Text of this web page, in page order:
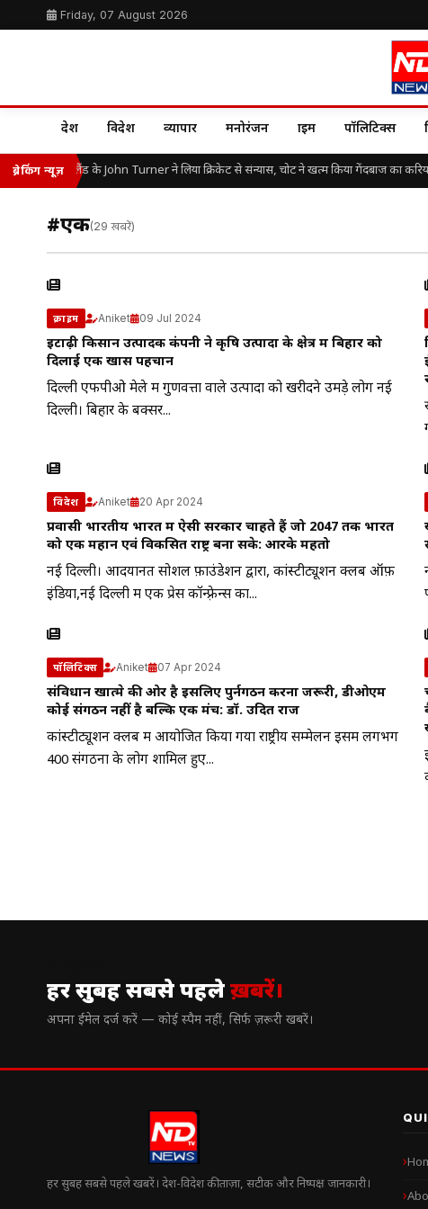
Friday, 07 August 2026
देश विदेश व्यापार मनोरंजन क्राइम पॉलिटिक्स
ब्रेकिंग न्यूज़
25 की उम्र में इंग्लैंड के John Turner ने लिया क्रिकेट से संन्यास, चोट ने खत्म किया गेंदबाज का करियर
#एक(29 खबरें)
क्राइम Aniket 09 Jul 2024
इटाढ़ी किसान उत्पादक कंपनी ने कृषि उत्पादों के क्षेत्र में बिहार को
दिलाई एक खास पहचान
दिल्ली एफपीओ मेले में गुणवत्ता वाले उत्पादों को खरीदने उमड़े लोग नई
दिल्ली। बिहार के बक्सर...
विदेश Aniket 20 Apr 2024
प्रवासी भारतीय भारत में ऐसी सरकार चाहते हैं जो 2047 तक भारत
को एक महान एवं विकसित राष्ट्र बना सके: आरके महतो
नई दिल्ली। आदयानत सोशल फ़ाउंडेशन द्वारा, कांस्टीट्यूशन क्लब ऑफ़
इंडिया,नई दिल्ली में एक प्रेस कॉन्फ़्रेन्स का...
पॉलिटिक्स Aniket 07 Apr 2024
संविधान खात्मे की ओर है इसलिए पुर्नगठन करना जरूरी, डीओएम
कोई संगठन नहीं है बल्कि एक मंच: डॉ. उदित राज
कांस्टीट्यूशन क्लब में आयोजित किया गया राष्ट्रीय सम्मेलन इसमें लगभग
400 संगठनों के लोग शामिल हुए...
हर सुबह सबसे पहलेख़बरें।
अपना ईमेल दर्ज करें — कोई स्पैम नहीं, सिर्फ ज़रूरी खबरें।
हर सुबह सबसे पहले खबरें। देश-विदेश की ताज़ा, सटीक और निष्पक्ष जानकारी।